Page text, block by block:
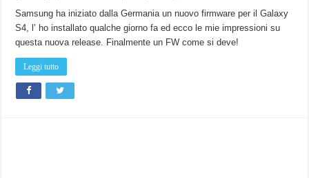
Samsung ha iniziato dalla Germania un nuovo firmware per il Galaxy
S4, l’ ho installato qualche giorno fa ed ecco le mie impressioni su
questa nuova release. Finalmente un FW come si deve!
Leggi tutto